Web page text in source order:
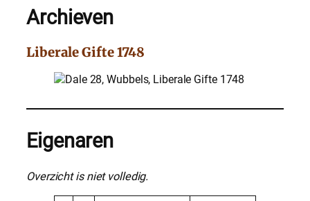
Archieven
Liberale Gifte 1748
Eigenaren
Overzicht is niet volledig.